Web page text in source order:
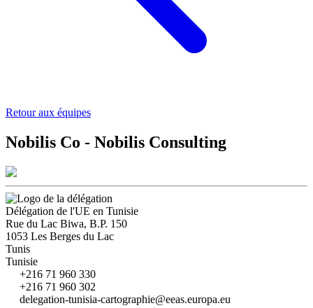
Retour aux équipes
Nobilis Co - Nobilis Consulting
Délégation de l'UE en Tunisie
Rue du Lac Biwa, B.P. 150
1053 Les Berges du Lac
Tunis
Tunisie
+216 71 960 330
+216 71 960 302
delegation-tunisia-cartographie@eeas.europa.eu